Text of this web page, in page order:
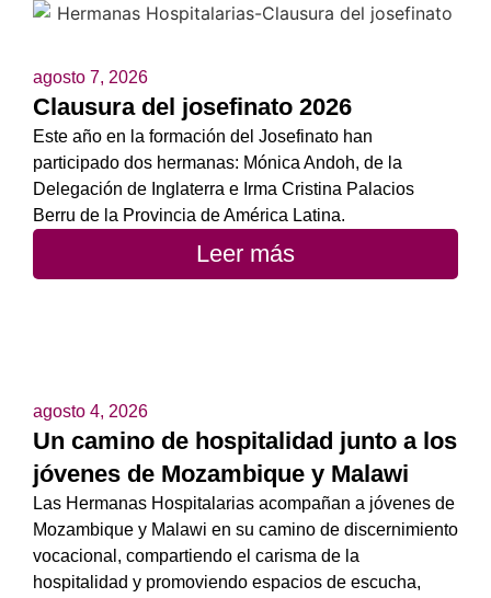
agosto 7, 2026
Clausura del josefinato 2026
Este año en la formación del Josefinato han
participado dos hermanas: Mónica Andoh, de la
Delegación de Inglaterra e Irma Cristina Palacios
Berru de la Provincia de América Latina.
Leer más
agosto 4, 2026
Un camino de hospitalidad junto a los
jóvenes de Mozambique y Malawi
Las Hermanas Hospitalarias acompañan a jóvenes de
Mozambique y Malawi en su camino de discernimiento
vocacional, compartiendo el carisma de la
hospitalidad y promoviendo espacios de escucha,